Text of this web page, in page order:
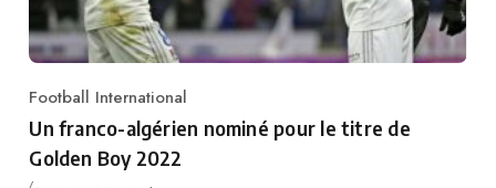
Category
Football International
Un franco-algérien nominé pour le titre de
Golden Boy 2022